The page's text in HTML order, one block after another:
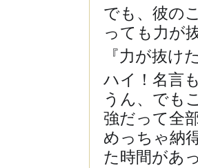
でも、彼の
っても力が
『力が抜け
ハイ！名言
うん、でも
強だって全
めっちゃ納
た時間があ